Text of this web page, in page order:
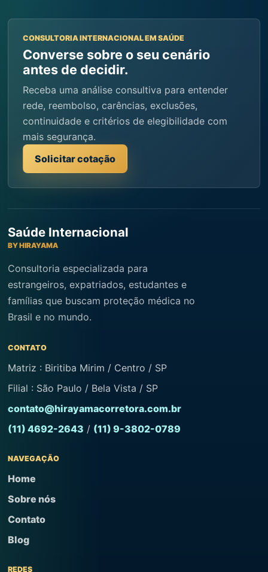
CONSULTORIA INTERNACIONAL EM SAÚDE
Converse sobre o seu cenário
antes de decidir.
Receba uma análise consultiva para entender
rede, reembolso, carências, exclusões,
continuidade e critérios de elegibilidade com
mais segurança.
Solicitar cotação
Saúde Internacional
BY HIRAYAMA
Consultoria especializada para
estrangeiros, expatriados, estudantes e
famílias que buscam proteção médica no
Brasil e no mundo.
CONTATO
Matriz : Biritiba Mirim / Centro / SP
Filial : São Paulo / Bela Vista / SP
contato@hirayamacorretora.com.br
(11) 4692-2643 / (11) 9-3802-0789
NAVEGAÇÃO
Home
Sobre nós
Contato
Blog
REDES